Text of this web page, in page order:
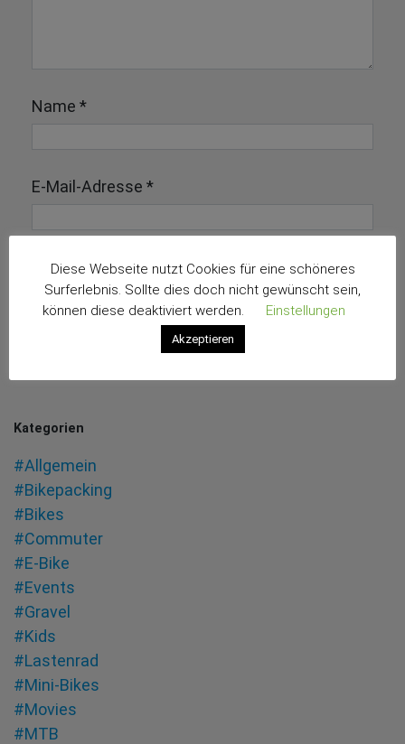
Name *
E-Mail-Adresse *
Kategorien
#Allgemein
#Bikepacking
#Bikes
#Commuter
#E-Bike
#Events
#Gravel
#Kids
#Lastenrad
#Mini-Bikes
#Movies
#MTB
Diese Webseite nutzt Cookies für eine schöneres
Surferlebnis. Sollte dies doch nicht gewünscht sein,
können diese deaktiviert werden.
Einstellungen
Akzeptieren